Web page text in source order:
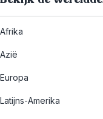
Afrika
Azië
Europa
Latijns-Amerika